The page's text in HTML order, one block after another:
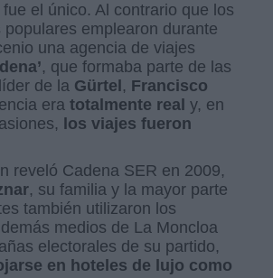
el único. Al contrario que los
populares emplearon durante
una agencia de viajes
, que formaba parte de las
de la Gürtel , Francisco
eratotalmente real y, en
los viajes fueron
reveló Cadena SER en 2009,
, su familia y la mayor parte
también utilizaron los
medios de La Moncloa
electorales de su partido,
en hoteles de lujo como